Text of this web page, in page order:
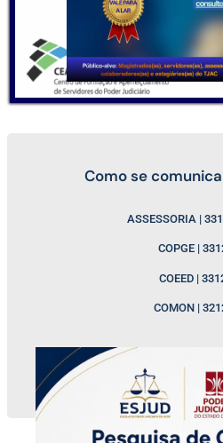
Como se
ASSESSORIA |
COPGE |
COEED |
COMON |
Nossos canais